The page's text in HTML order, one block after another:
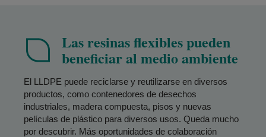
Las resinas flexibles pueden
beneficiar al medio ambiente
El LLDPE puede reciclarse y reutilizarse en diversos
productos, como contenedores de desechos
industriales, madera compuesta, pisos y nuevas
películas de plástico para diversos usos. Queda mucho
por descubrir. Más oportunidades de colaboración